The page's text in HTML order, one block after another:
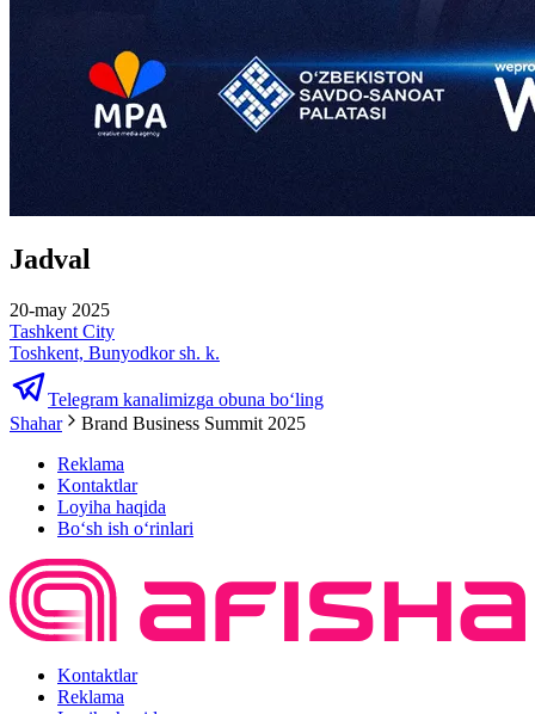
Jadval
20-may 2025
Tashkent City
Toshkent, Bunyodkor sh. k.
Telegram kanalimizga obuna bo‘ling
Shahar
Brand Business Summit 2025
Reklama
Kontaktlar
Loyiha haqida
Bo‘sh ish o‘rinlari
Kontaktlar
Reklama